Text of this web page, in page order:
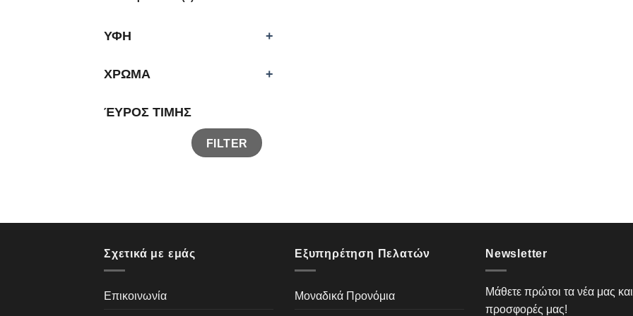
ΥΦΗ +
ΧΡΩΜΑ +
ΈΥΡΟΣ ΤΙΜΗΣ
FILTER
Σχετικά με εμάς
Επικοινωνία
Εξυπηρέτηση Πελατών
Μοναδικά Προνόμια
Newsletter
Μάθετε πρώτοι τα νέα μας και
προσφορές μας!